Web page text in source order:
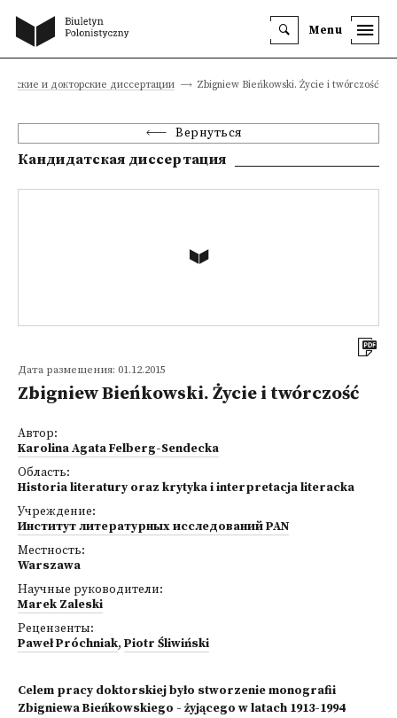
Menu
и докторские диссертации Zbigniew Bieńkowski. Życie i twórczość
Вернуться
Кандидатская диссертация
Дата размещения: 01.12.2015
Zbigniew Bieńkowski. Życie i twórczość
Автор:
Karolina Agata Felberg-Sendecka
Область:
Historia literatury oraz krytyka i interpretacja literacka
Учреждение:
Институт литературных исследований PAN
Местность:
Warszawa
Научные руководители:
Marek Zaleski
Рецензенты:
Paweł Próchniak, Piotr Śliwiński
Celem pracy doktorskiej było stworzenie monografii
Zbigniewa Bieńkowskiego - żyjącego w latach 1913-1994